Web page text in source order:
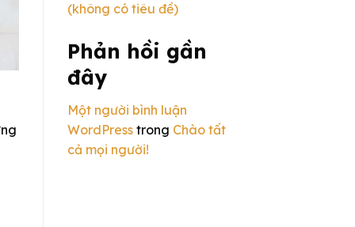
(không có tiêu đề)
Phản hồi gần
đây
Một người bình luận
WordPresstrong Chào tất
cả mọi người!